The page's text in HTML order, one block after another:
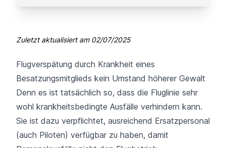
Zuletzt aktualisiert am 02/07/2025
Flugverspätung durch Krankheit eines
Besatzungsmitglieds kein Umstand höherer Gewalt
Denn es ist tatsächlich so, dass die Fluglinie sehr
wohl krankheitsbedingte Ausfälle verhindern kann.
Sie ist dazu verpflichtet, ausreichend Ersatzpersonal
(auch Piloten) verfügbar zu haben, damit